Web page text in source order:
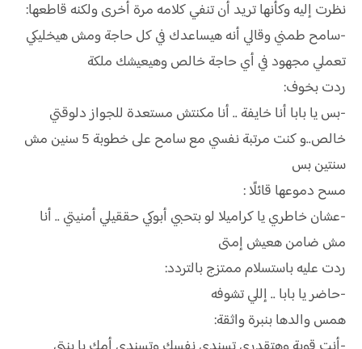
نظرت إليه وكأنها تريد أن تنفي كلامه مرة أخرى ولكنه قاطعها:
-سامح طمني وقالي أنه هيساعدك في كل حاجة ومش هيخليكي
تعملي مجهود في أي حاجة خالص وهيعيشك ملكة
ردت بخوف:
-بس يا بابا أنا خايفة .. أنا مكنتش مستعدة للجواز دلوقتي
خالص..و كنت مرتبة نفسي مع سامح على خطوبة 5 سنين مش
سنتين بس
مسح دموعها قائلًا :
-عشان خاطري يا كراميلا لو بتحبي أبوكي حققيلي أمنيتي .. أنا
مش ضامن هعيش إمتى
ردت عليه باستسلام ممتزج بالتردد:
-حاضر يا بابا .. إللي تشوفه
همس والدها بنبرة واثقة: